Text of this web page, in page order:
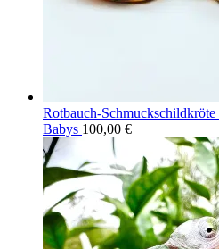
Rotbauch-
Babys 100,00 €